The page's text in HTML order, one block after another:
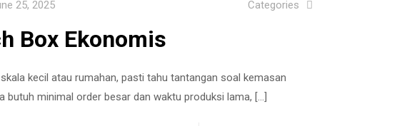
25, 2025 Categories
Box Ekonomis
kecil atau rumahan, pasti tahu tantangan soal kemasan
butuh minimal order besar dan waktu produksi lama, […]